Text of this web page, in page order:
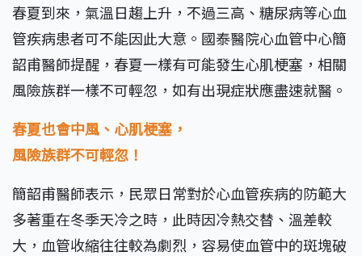
春夏到來，氣溫日趨上升，不過三高、糖尿病等心血
管疾病患者可不能因此大意。國泰醫院心血管中心簡
韶甫醫師提醒，春夏一樣有可能發生心肌梗塞，相關
風險族群一樣不可輕忽，如有出現症狀應盡速就醫。
春夏也會中風、心肌梗塞，
風險族群不可輕忽！
簡韶甫醫師表示，民眾日常對於心血管疾病的防範大
多著重在冬季天冷之時，此時因冷熱交替、溫差較
大，血管收縮往往較為劇烈，容易使血管中的斑塊破